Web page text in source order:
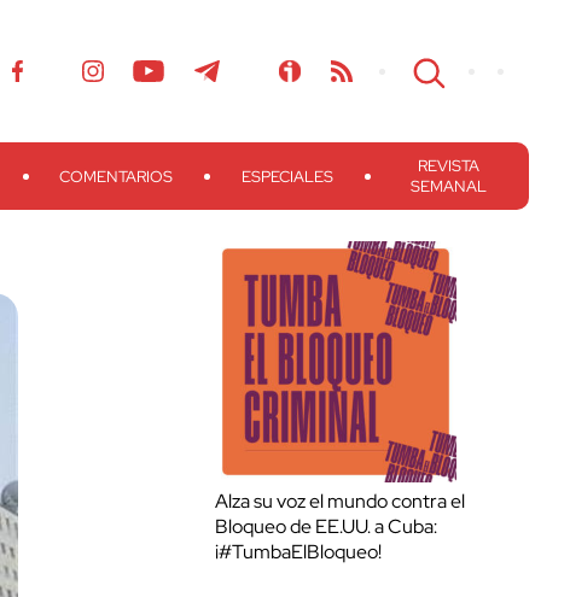
COMENTARIOS ESPECIALES
REVISTA
SEMANAL
Alza su voz el mundo contra el
Bloqueo de EE.UU. a Cuba:
¡#TumbaElBloqueo!